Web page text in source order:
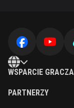
WSPARCIE GRACZA
PARTNERZY